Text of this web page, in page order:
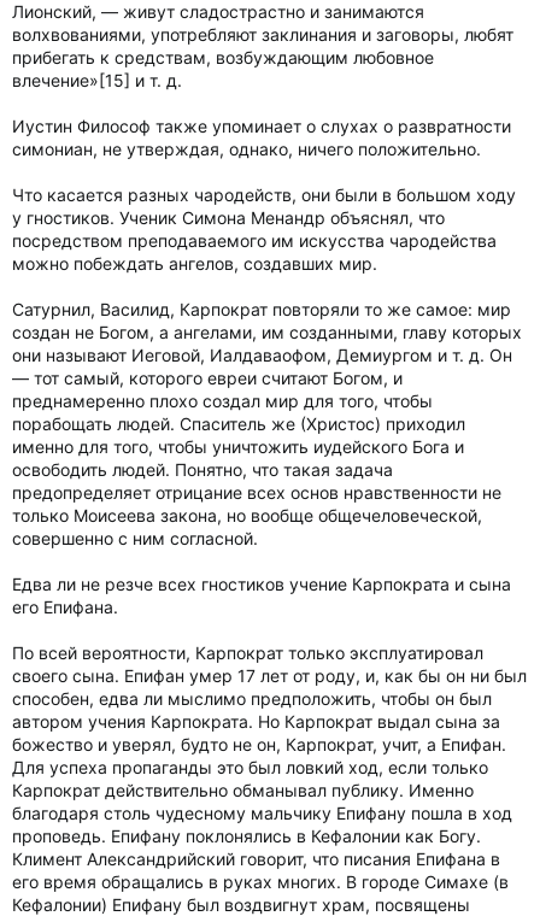
Лионский, — живут сладострастно и занимаются
волхвованиями, употребляют заклинания и заговоры, любят
прибегать к средствам, возбуждающим любовное
влечение»[15] и т. д.
Иустин Философ также упоминает о слухах о развратности
симониан, не утверждая, однако, ничего положительно.
Что касается разных чародейств, они были в большом ходу
у гностиков. Ученик Симона Менандр объяснял, что
посредством преподаваемого им искусства чародейства
можно побеждать ангелов, создавших мир.
Сатурнил, Василид, Карпократ повторяли то же самое: мир
создан не Богом, а ангелами, им созданными, главу которых
они называют Иеговой, Иалдаваофом, Демиургом и т. д. Он
— тот самый, которого евреи считают Богом, и
преднамеренно плохо создал мир для того, чтобы
порабощать людей. Спаситель же (Христос) приходил
именно для того, чтобы уничтожить иудейского Бога и
освободить людей. Понятно, что такая задача
предопределяет отрицание всех основ нравственности не
только Моисеева закона, но вообще общечеловеческой,
совершенно с ним согласной.
Едва ли не резче всех гностиков учение Карпократа и сына
его Епифана.
По всей вероятности, Карпократ только эксплуатировал
своего сына. Епифан умер 17 лет от роду, и, как бы он ни был
способен, едва ли мыслимо предположить, чтобы он был
автором учения Карпократа. Но Карпократ выдал сына за
божество и уверял, будто не он, Карпократ, учит, а Епифан.
Для успеха пропаганды это был ловкий ход, если только
Карпократ действительно обманывал публику. Именно
благодаря столь чудесному мальчику Епифану пошла в ход
проповедь. Епифану поклонялись в Кефалонии как Богу.
Климент Александрийский говорит, что писания Епифана в
его время обращались в руках многих. В городе Симахе (в
Кефалонии) Епифану был воздвигнут храм, посвящены